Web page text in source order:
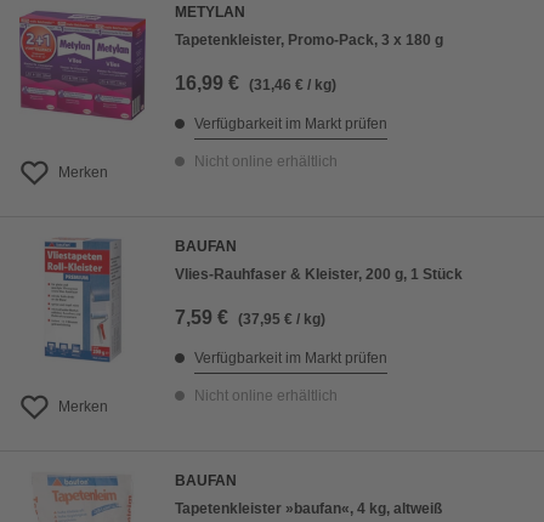
Merken
METYLAN
Tapetenkleister, Promo-Pack, 3 x 180 g
16,99 € (31,46 € / kg)
Verfügbarkeit im Markt prüfen
Nicht online erhältlich
Merken
BAUFAN
Vlies-Rauhfaser & Kleister, 200 g, 1 Stück
7,59 € (37,95 € / kg)
Verfügbarkeit im Markt prüfen
Nicht online erhältlich
BAUFAN
Tapetenkleister »baufan«, 4 kg, altweiß